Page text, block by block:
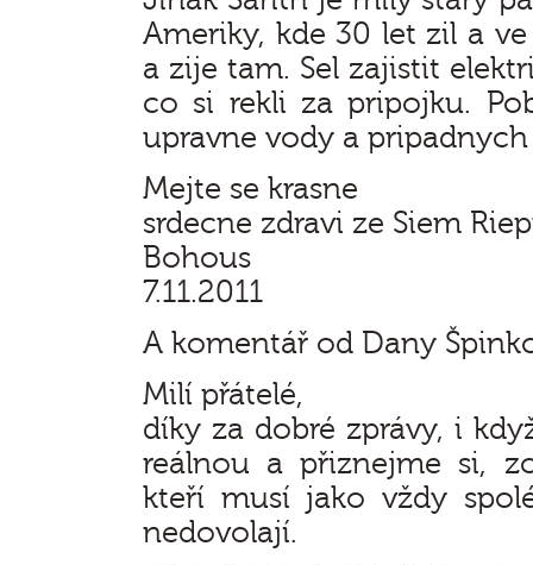
Ameriky, kde 30 let zil a
a zije tam. Sel zajistit
co si rekli za pripojku.
upravne vody a
Mejte se krasne
srdecne zdravi ze Siem
Bohous
7.11.2011
A komentář od Dany
Milí přátelé,
díky za dobré zprávy, i
reálnou a přiznejme si,
kteří musí jako vždy
nedovolají.